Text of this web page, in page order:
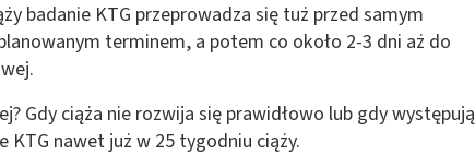
badanie KTG przeprowadza się tuż przed samym
terminem, a potem co około 2-3 dni aż do
Gdy ciąża nie rozwija się prawidłowo lub gdy występują
KTG nawet już w 25 tygodniu ciąży.